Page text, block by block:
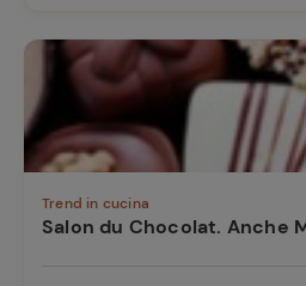
Trend in cucina
Salon du Chocolat. Anche